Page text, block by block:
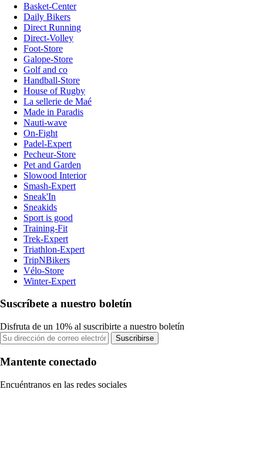
Basket-Center
Daily Bikers
Direct Running
Direct-Volley
Foot-Store
Galope-Store
Golf and co
Handball-Store
House of Rugby
La sellerie de Maé
Made in Paradis
Nauti-wave
On-Fight
Padel-Expert
Pecheur-Store
Pet and Garden
Slowood Interior
Smash-Expert
Sneak'In
Sneakids
Sport is good
Training-Fit
Trek-Expert
Triathlon-Expert
TripNBikers
Vélo-Store
Winter-Expert
Suscríbete a nuestro boletín
Disfruta de un 10% al suscribirte a nuestro boletín
Suscribirse
Mantente conectado
Encuéntranos en las redes sociales